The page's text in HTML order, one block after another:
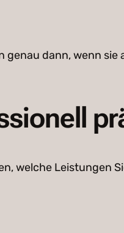
genau dann, wenn
welche Leistungen